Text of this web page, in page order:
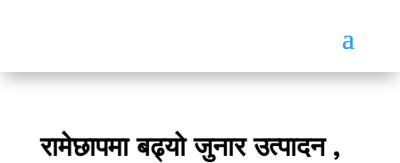
रामेछापमा बढ्यो जुनार उत्पादन ,